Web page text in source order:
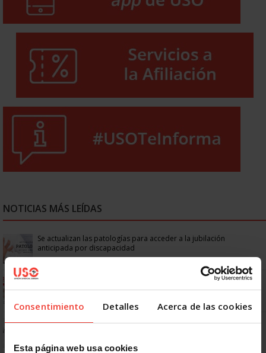
Consentimiento Detalles Acerca de las cookies
Esta página web usa cookies
NOTICIAS MÁS LEÍDAS
Se actualizan las patologías para acceder a la jubilación
anticipada por discapacidad
Ya os podéis descargar la app de USO
No: si un festivo cae en sábado, no tienen por qué darte un día